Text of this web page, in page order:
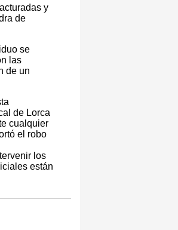
y
de
se
las
de un
de Lorca
cualquier
el robo
los
están